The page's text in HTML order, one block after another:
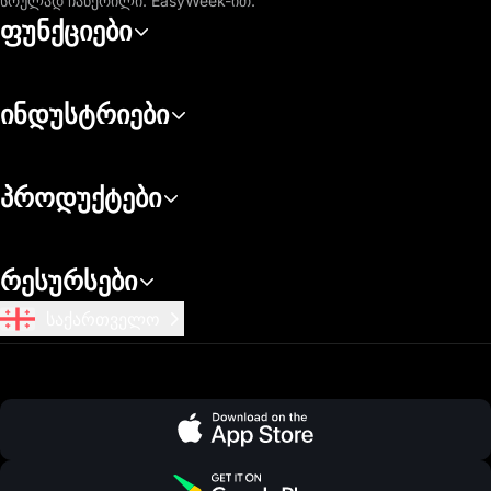
ფუნქციები
ინდუსტრიები
პროდუქტები
რესურსები